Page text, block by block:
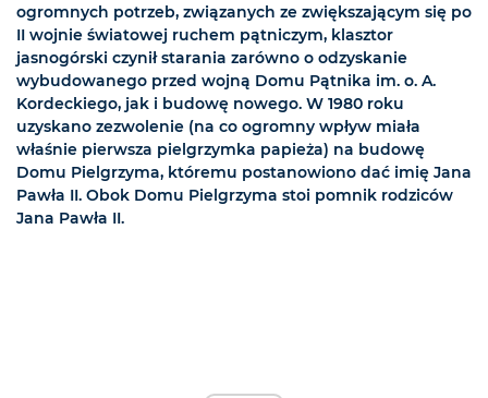
ogromnych potrzeb, związanych ze zwiększającym się po
II wojnie światowej ruchem pątniczym, klasztor
jasnogórski czynił starania zarówno o odzyskanie
wybudowanego przed wojną Domu Pątnika im. o. A.
Kordeckiego, jak i budowę nowego. W 1980 roku
uzyskano zezwolenie (na co ogromny wpływ miała
właśnie pierwsza pielgrzymka papieża) na budowę
Domu Pielgrzyma, któremu postanowiono dać imię Jana
Pawła II. Obok Domu Pielgrzyma stoi pomnik rodziców
Jana Pawła II.